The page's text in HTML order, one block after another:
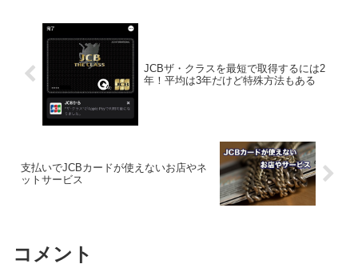
JCBザ・クラスを最短で取得するには2
年！平均は3年だけど特殊方法もある
支払いでJCBカードが使えないお店やネ
ットサービス
コメント